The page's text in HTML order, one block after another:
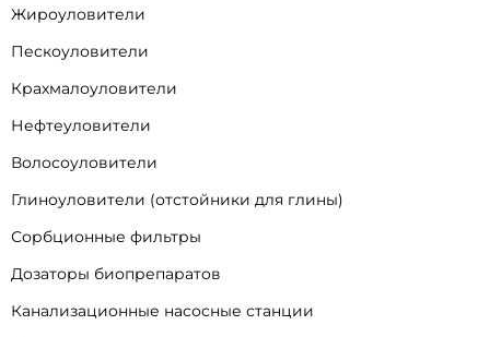
Жироуловители
Пескоуловители
Крахмалоуловители
Нефтеуловители
Волосоуловители
Глиноуловители (отстойники для глины)
Сорбционные фильтры
Дозаторы биопрепаратов
Канализационные насосные станции